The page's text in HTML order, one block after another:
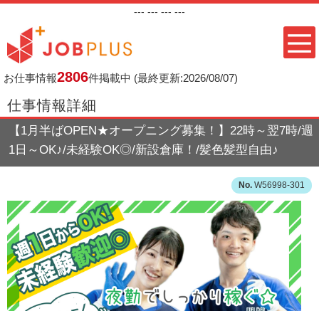
--- --- --- ---
お仕事情報2806件掲載中 (最終更新:2026/08/07)
仕事情報詳細
【1月半ばOPEN★オープニング募集！】22時～翌7時/週
1日～OK♪/未経験OK◎/新設倉庫！/髪色髪型自由♪
W56998-301